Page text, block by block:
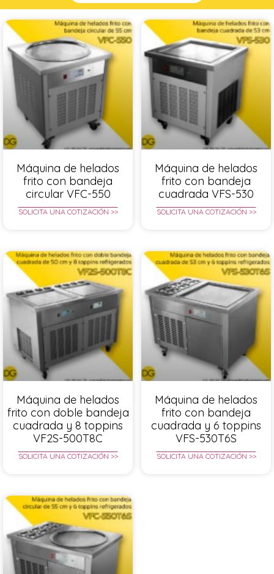
Máquina de helados
frito con bandeja
circular VFC-550
SOLICITA UNA COTIZACIÓN >>
Máquina de helados
frito con bandeja
cuadrada VFS-530
SOLICITA UNA COTIZACIÓN >>
Máquina de helados
frito con doble bandeja
cuadrada y 8 toppins
VF2S-500T8C
SOLICITA UNA COTIZACIÓN >>
Máquina de helados
frito con bandeja
cuadrada y 6 toppins
VFS-530T6S
SOLICITA UNA COTIZACIÓN >>